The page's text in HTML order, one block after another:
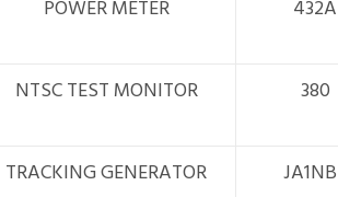
POWER METER 432A
NTSC TEST MONITOR 380
TRACKING GENERATOR